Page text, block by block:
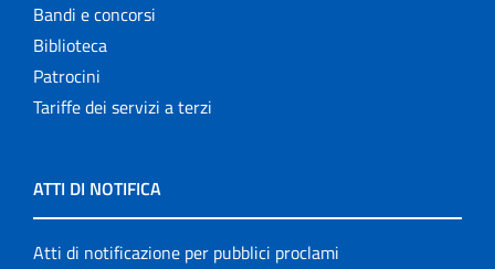
Bandi e concorsi
Biblioteca
Patrocini
Tariffe dei servizi a terzi
ATTI DI NOTIFICA
Atti di notificazione per pubblici proclami